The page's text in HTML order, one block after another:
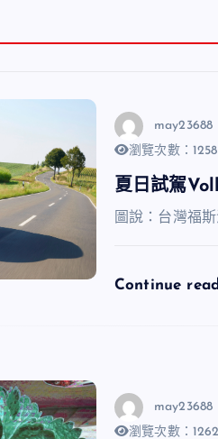
may23688
瀏覽次數：
夏日試駕
圖說：台灣福
Continue
may23688
瀏覽次數：